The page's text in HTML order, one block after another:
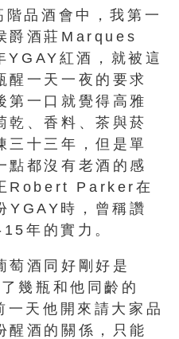
品酒會中，我第一
爵酒莊Marques
紅酒，就被這
醒一天一夜的要求
第一口就覺得高雅
乾、香料、茶與菸
三十三年，但是單
點都沒有老酒的感
Robert Parker在
YGAY時，曾稱讚
年的實力。
萄酒同好剛好是
幾瓶和他同齡的
天他開來請大家品
醒酒的關係，只能